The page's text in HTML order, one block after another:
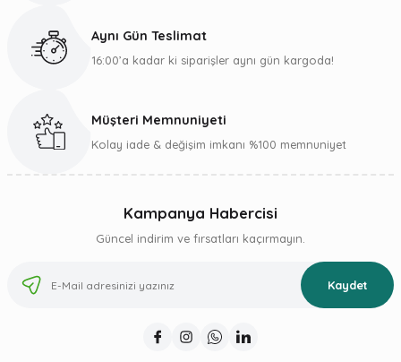
Gönder
Aynı Gün Teslimat
16:00’a kadar ki siparişler aynı gün kargoda!
Müşteri Memnuniyeti
Kolay iade & değişim imkanı %100 memnuniyet
Kampanya Habercisi
Güncel indirim ve fırsatları kaçırmayın.
Kaydet